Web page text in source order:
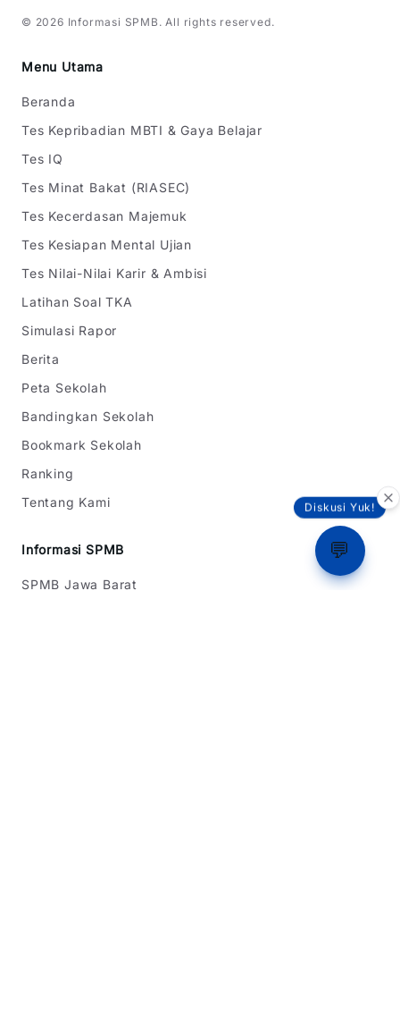
Diskusi Yuk!
💬
© 2026 Informasi SPMB . All rights reserved.
Menu Utama
Beranda
Tes Kepribadian MBTI & Gaya Belajar
Tes IQ
Tes Minat Bakat (RIASEC)
Tes Kecerdasan Majemuk
Tes Kesiapan Mental Ujian
Tes Nilai-Nilai Karir & Ambisi
Latihan Soal TKA
Simulasi Rapor
Berita
Peta Sekolah
Bandingkan Sekolah
Bookmark Sekolah
Ranking
Tentang Kami
Informasi SPMB
SPMB Jawa Barat